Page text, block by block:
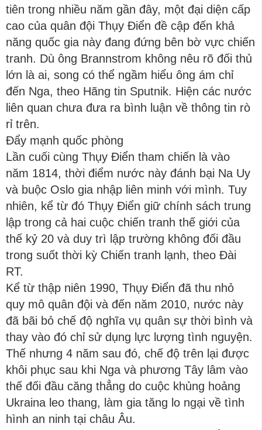
tiên trong nhiều năm gần đây, một đại diện cấp
cao của quân đội Thụy Điển đề cập đến khả
năng quốc gia này đang đứng bên bờ vực chiến
tranh. Dù ông Brannstrom không nêu rõ đối thủ
lớn là ai, song có thể ngầm hiểu ông ám chỉ
đến Nga, theo Hãng tin Sputnik. Hiện các nước
liên quan chưa đưa ra bình luận về thông tin rò
rỉ trên.
Đẩy mạnh quốc phòng
Lần cuối cùng Thụy Điển tham chiến là vào
năm 1814, thời điểm nước này đánh bại Na Uy
và buộc Oslo gia nhập liên minh với mình. Tuy
nhiên, kể từ đó Thụy Điển giữ chính sách trung
lập trong cả hai cuộc chiến tranh thế giới của
thế kỷ 20 và duy trì lập trường không đối đầu
trong suốt thời kỳ Chiến tranh lạnh, theo Đài
RT.
Kể từ thập niên 1990, Thụy Điển đã thu nhỏ
quy mô quân đội và đến năm 2010, nước này
đã bãi bỏ chế độ nghĩa vụ quân sự thời bình và
thay vào đó chỉ sử dụng lực lượng tình nguyện.
Thế nhưng 4 năm sau đó, chế độ trên lại được
khôi phục sau khi Nga và phương Tây lâm vào
thế đối đầu căng thẳng do cuộc khủng hoảng
Ukraina leo thang, làm gia tăng lo ngại về tình
hình an ninh tại châu Âu.